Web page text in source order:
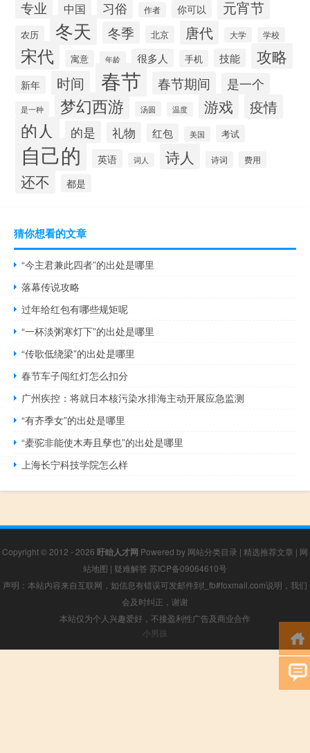
专业 中国 习俗 作者 你可以 元宵节
农历 冬天 冬季 北京 唐代 大学 学校
宋代 寓意 年龄 很多人 手机 技能 攻略
新年 时间 春节 春节期间 是一个
是一种 梦幻西游 汤圆 温度 游戏 疫情
的人 的是 礼物 红包 美国 考试
自己的 英语 词人 诗人 诗词 费用
还不 都是
猜你想看的文章
“今主君兼此四者”的出处是哪里
落幕传说攻略
过年给红包有哪些规矩呢
“一杯淡粥寒灯下”的出处是哪里
“传歌低绕梁”的出处是哪里
春节车子闯红灯怎么扣分
广州疾控：将就日本核污染水排海主动开展应急监测
“有齐季女”的出处是哪里
“橐驼非能使木寿且孳也”的出处是哪里
上海长宁科技学院怎么样
Copyright © 2012 - 2026 盱眙人才网 Powered by 网站分类目录 | 精选推荐文章 | 网
站地图 | 疑难解答 苏ICP备09064610号
声明：本站内容来自互联网，如信息有错误可发邮件到f_fb#foxmail.com说明，我们
会及时纠正，谢谢
本站仅为个人兴趣爱好，不接盈利性广告及商业合作
小男孩